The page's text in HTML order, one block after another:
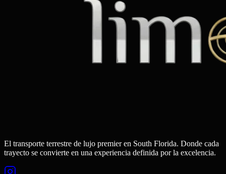
El transporte terrestre de lujo premier en South Florida. Donde cada
trayecto se convierte en una experiencia definida por la excelencia.